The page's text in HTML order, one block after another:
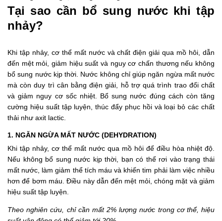
Tại sao cần bổ sung nước khi tập
nhảy?
Khi tập nhảy, cơ thể mất nước và chất điện giải qua mồ hôi, dẫn
đến mệt mỏi, giảm hiệu suất và nguy cơ chấn thương nếu không
bổ sung nước kịp thời. Nước không chỉ giúp ngăn ngừa mất nước
mà còn duy trì cân bằng điện giải, hỗ trợ quá trình trao đổi chất
và giảm nguy cơ sốc nhiệt. Bổ sung nước đúng cách còn tăng
cường hiệu suất tập luyện, thúc đẩy phục hồi và loại bỏ các chất
thải như axit lactic.
1. NGĂN NGỪA MẤT NƯỚC (DEHYDRATION)
Khi tập nhảy, cơ thể mất nước qua mồ hôi để điều hòa nhiệt độ.
Nếu không bổ sung nước kịp thời, bạn có thể rơi vào trạng thái
mất nước, làm giảm thể tích máu và khiến tim phải làm việc nhiều
hơn để bơm máu. Điều này dẫn đến mệt mỏi, chóng mặt và giảm
hiệu suất tập luyện.
Theo nghiên cứu, chỉ cần mất 2% lượng nước trong cơ thể, hiệu